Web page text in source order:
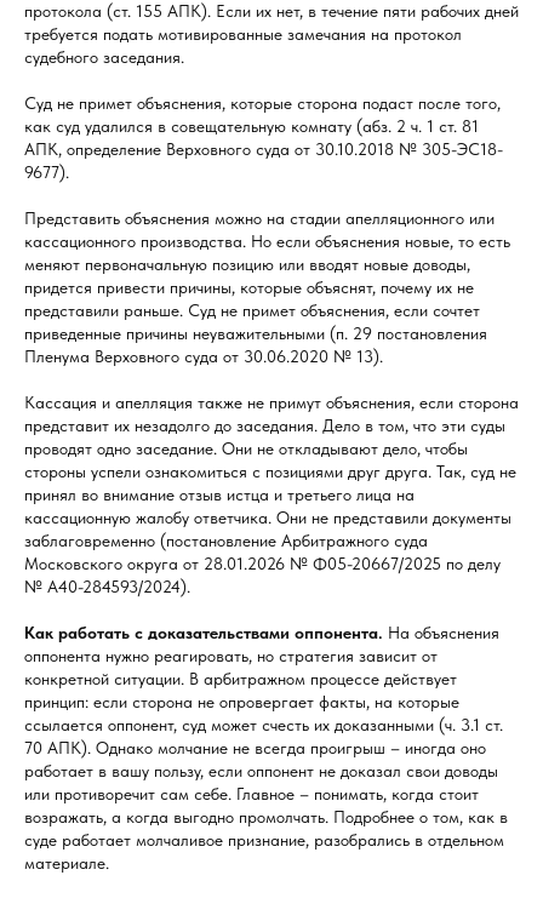
протокола (ст. 155 АПК). Если их нет, в течение пяти рабочих дней
требуется подать мотивированные замечания на протокол
судебного заседания.
Суд не примет объяснения, которые сторона подаст после того,
как суд удалился в совещательную комнату (абз. 2 ч. 1 ст. 81
АПК, определение Верховного суда от 30.10.2018 № 305-ЭС18-
9677).
Представить объяснения можно на стадии апелляционного или
кассационного производства. Но если объяснения новые, то есть
меняют первоначальную позицию или вводят новые доводы,
придется привести причины, которые объяснят, почему их не
представили раньше. Суд не примет объяснения, если сочтет
приведенные причины неуважительными (п. 29 постановления
Пленума Верховного суда от 30.06.2020 № 13).
Кассация и апелляция также не примут объяснения, если сторона
представит их незадолго до заседания. Дело в том, что эти суды
проводят одно заседание. Они не откладывают дело, чтобы
стороны успели ознакомиться с позициями друг друга. Так, суд не
принял во внимание отзыв истца и третьего лица на
кассационную жалобу ответчика. Они не представили документы
заблаговременно (постановление Арбитражного суда
Московского округа от 28.01.2026 № Ф05-20667/2025 по делу
№ А40-284593/2024).
Как работать с доказательствами оппонента. На объяснения
оппонента нужно реагировать, но стратегия зависит от
конкретной ситуации. В арбитражном процессе действует
принцип: если сторона не опровергает факты, на которые
ссылается оппонент, суд может счесть их доказанными (ч. 3.1 ст.
70 АПК). Однако молчание не всегда проигрыш – иногда оно
работает в вашу пользу, если оппонент не доказал свои доводы
или противоречит сам себе. Главное – понимать, когда стоит
возражать, а когда выгодно промолчать. Подробнее о том, как в
суде работает молчаливое признание, разобрались в отдельном
материале.